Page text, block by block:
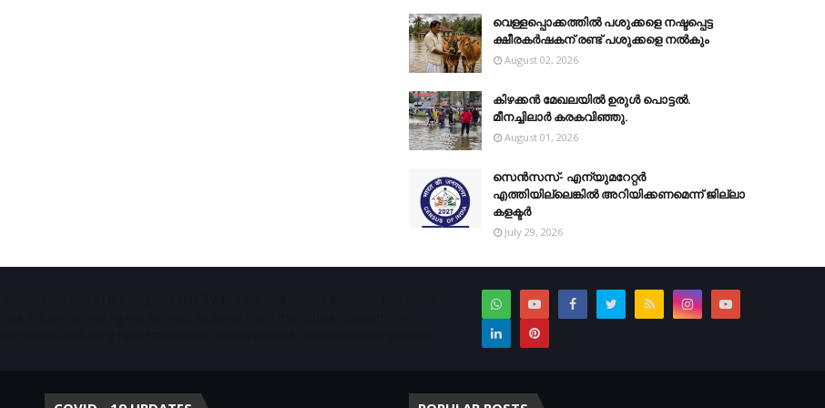
വെള്ളപ്പൊക്കത്തില്‍ പശുക്കളെ നഷ്ടപ്പെട്ട
ക്ഷീരകര്‍ഷകന് രണ്ട് പശുക്കളെ നല്‍കും
August 02, 2026
കിഴക്കന്‍ മേഖലയില്‍ ഉരുള്‍ പൊട്ടല്‍.
മീനച്ചിലാര്‍ കരകവിഞ്ഞു.
August 01, 2026
സെന്‍സസ്- എന്യുമറേറ്റര്‍
എത്തിയില്ലെങ്കില്‍ അറിയിക്കണമെന്ന് ജില്ലാ
കളക്ടര്‍
July 29, 2026